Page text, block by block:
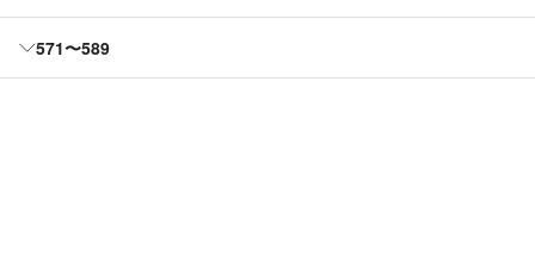
571〜589